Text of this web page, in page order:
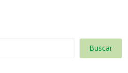
Buscar